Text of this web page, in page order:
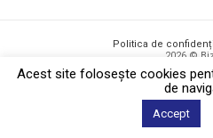
Politica de
2026 ©
Acest site foloseşte cookies
de
Accept